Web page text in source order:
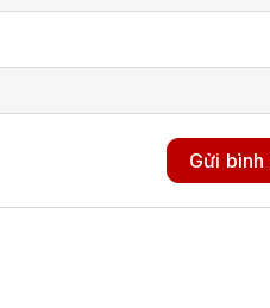
Gửi bình